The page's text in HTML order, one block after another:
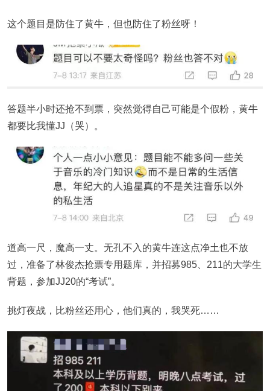
这个题目是防住了黄牛，但也防住了粉丝呀！
答题半小时还抢不到票，突然觉得自己可能是个假粉，黄牛
都要比我懂JJ（哭）。
道高一尺，魔高一丈。无孔不入的黄牛连这点净土也不放
过，准备了林俊杰抢票专用题库，并招募985、211的大学生
背题，参加JJ20的“考试”。
挑灯夜战，比粉丝还用心，他们真的，我哭死……